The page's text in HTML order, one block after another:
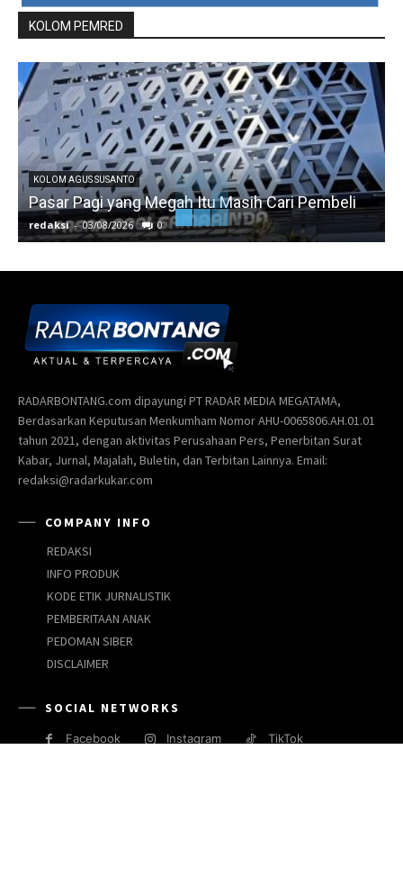
KOLOM PEMRED
KOLOM AGUS SUSANTO
Pasar Pagi yang Megah Itu Masih Cari Pembeli
redaksi - 03/08/2026 0
RADARBONTANG.com dipayungi PT RADAR MEDIA MEGATAMA,
Berdasarkan Keputusan Menkumham Nomor AHU-0065806.AH.01.01
tahun 2021, dengan aktivitas Perusahaan Pers, Penerbitan Surat
Kabar, Jurnal, Majalah, Buletin, dan Terbitan Lainnya. Email:
redaksi@radarkukar.com
COMPANY INFO
REDAKSI
INFO PRODUK
KODE ETIK JURNALISTIK
PEMBERITAAN ANAK
PEDOMAN SIBER
DISCLAIMER
SOCIAL NETWORKS
Facebook Instagram TikTok